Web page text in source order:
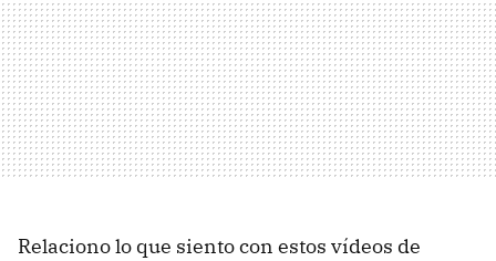
Relaciono lo que siento con estos vídeos de